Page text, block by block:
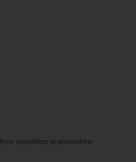
specjalnego programatora